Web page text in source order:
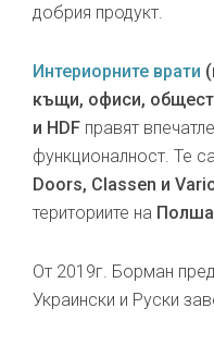
добрия продукт.
Интериорните врати
къщи, офиси,
и HDF правят
функционалност. Те
Doors, Classen и
териториите на
От 2019г. Борман
Украински и Руски